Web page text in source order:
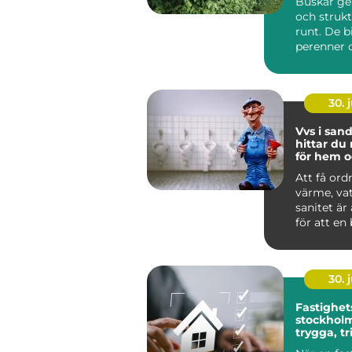
och
runt. De
perenner
30.
Vvs i
hittar du
för hem
Att få
värme,
sanitet är
för att en
30.
stockholm så
trygga,